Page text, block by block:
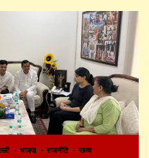
भाजपा राजनीति राज्य